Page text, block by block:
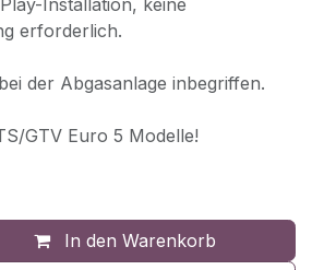
Installation, keine
erforderlich.
der Abgasanlage inbegriffen.
GTV Euro 5 Modelle!
In den Warenkorb